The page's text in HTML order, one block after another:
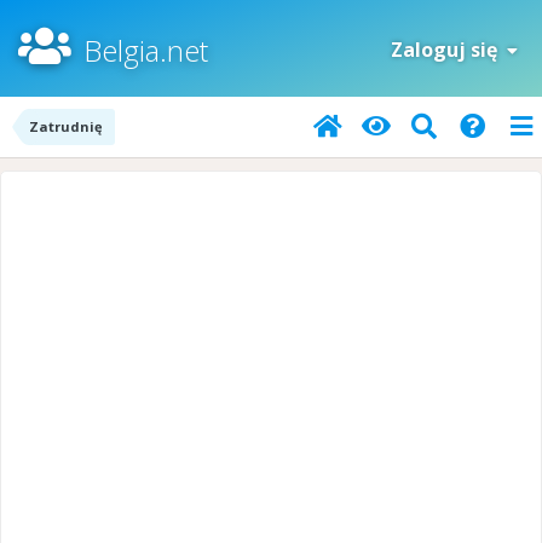
Belgia.net Zaloguj się
Zatrudnię